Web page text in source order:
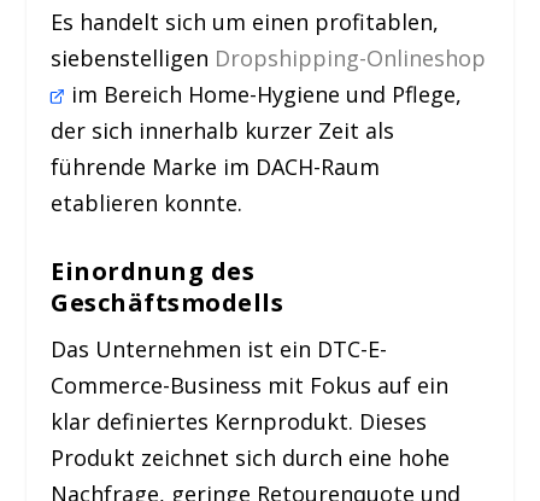
Es handelt sich um einen profitablen,
siebenstelligen Dropshipping-Onlineshop
im Bereich Home-Hygiene und Pflege,
der sich innerhalb kurzer Zeit als
führende Marke im DACH-Raum
etablieren konnte.
Einordnung des
Geschäftsmodells
Das Unternehmen ist ein DTC-E-
Commerce-Business mit Fokus auf ein
klar definiertes Kernprodukt. Dieses
Produkt zeichnet sich durch eine hohe
Nachfrage, geringe Retourenquote und